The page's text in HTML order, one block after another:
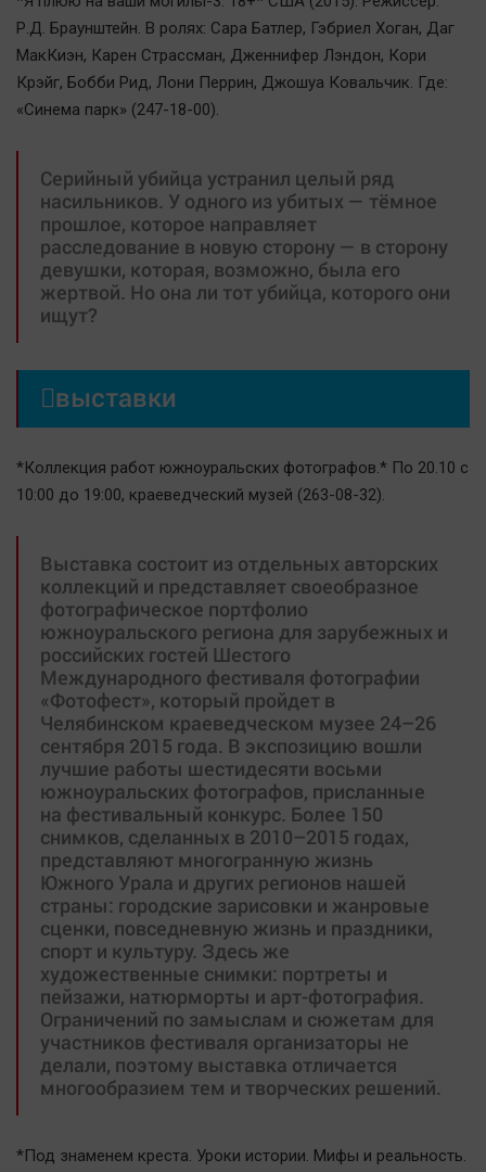
Р.Д. Браунштейн. В ролях: Сара Батлер, Гэбриел Хоган, Даг
МакКиэн, Карен Страссман, Дженнифер Лэндон, Кори
Крэйг, Бобби Рид, Лони Перрин, Джошуа Ковальчик. Где:
«Синема парк» (247-18-00).
Серийный убийца устранил целый ряд
насильников. У одного из убитых — тёмное
прошлое, которое направляет
расследование в новую сторону — в сторону
девушки, которая, возможно, была его
жертвой. Но она ли тот убийца, которого они
ищут?
выставки
*Коллекция работ южноуральских фотографов.* По 20.10 с
10:00 до 19:00, краеведческий музей (263-08-32).
Выставка состоит из отдельных авторских
коллекций и представляет своеобразное
фотографическое портфолио
южноуральского региона для зарубежных и
российских гостей Шестого
Международного фестиваля фотографии
«Фотофест», который пройдет в
Челябинском краеведческом музее 24–26
сентября 2015 года. В экспозицию вошли
лучшие работы шестидесяти восьми
южноуральских фотографов, присланные
на фестивальный конкурс. Более 150
снимков, сделанных в 2010–2015 годах,
представляют многогранную жизнь
Южного Урала и других регионов нашей
страны: городские зарисовки и жанровые
сценки, повседневную жизнь и праздники,
спорт и культуру. Здесь же
художественные снимки: портреты и
пейзажи, натюрморты и арт-фотография.
Ограничений по замыслам и сюжетам для
участников фестиваля организаторы не
делали, поэтому выставка отличается
многообразием тем и творческих решений.
*Под знаменем креста. Уроки истории. Мифы и реальность.